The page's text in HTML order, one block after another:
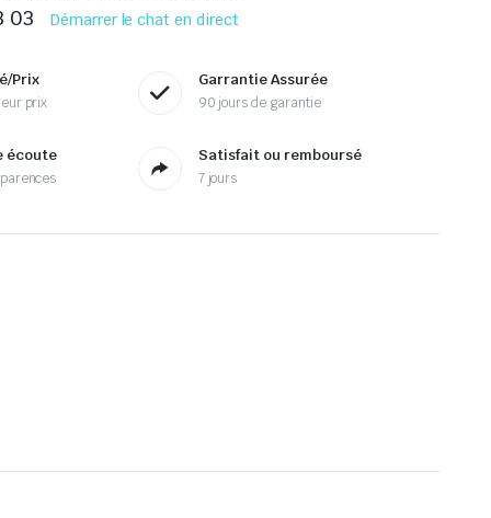
03 Démarrer le chat en direct
Prix
prix
Garrantie Assurée
90 jours de garantie
écoute Satisfait ou remboursé
7 jours